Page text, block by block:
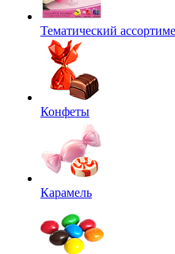
Тематический
Конфеты
Карамель